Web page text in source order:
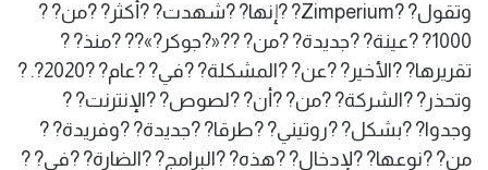
وتقول? ?Zimperium? ?إنها? ?شهدت? ?أكثر? ?من? ?
1000? ?عينة? ?جديدة? ?من? ??«?جوكر?»?? ?منذ? ?
تقريرها? ?الأخير? ?عن? ?المشكلة? ?في? ?عام? ?2020?. ?
وتحذر? ?الشركة? ?من? ?أن? ?لصوص? ?الإنترنت? ?
وجدوا? ?بشكل? ?روتيني? ?طرقا? ?جديدة? ?وفريدة? ?
من? ?نوعها? ?لإدخال? ?هذه? ?البرامج? ?الضارة? ?في? ?